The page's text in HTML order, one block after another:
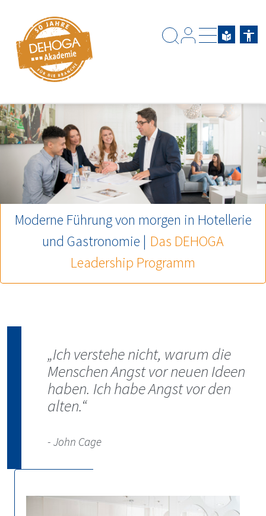
Moderne Führung von morgen in Hotellerie
und Gastronomie | Das DEHOGA
Leadership Programm
„Ich verstehe nicht, warum die
Menschen Angst vor neuen Ideen
haben. Ich habe Angst vor den
alten.“
- John Cage